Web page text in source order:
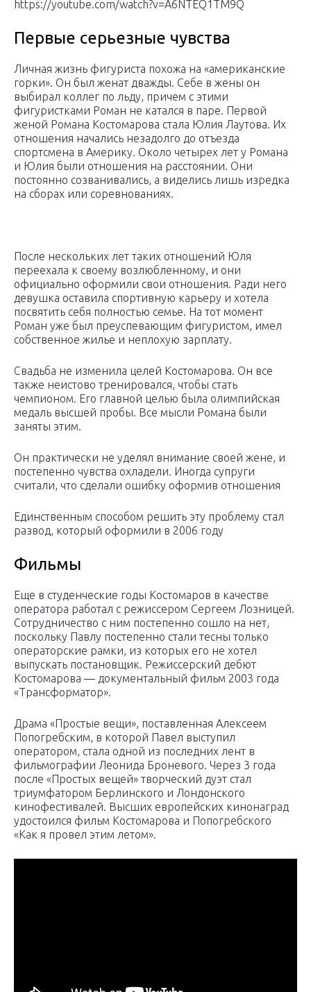
https://youtube.com/watch?v=A6NTEQ1TM9Q
Первые серьезные чувства
Личная жизнь фигуриста похожа на «американские
горки». Он был женат дважды. Себе в жены он
выбирал коллег по льду, причем с этими
фигуристками Роман не катался в паре. Первой
женой Романа Костомарова стала Юлия Лаутова. Их
отношения начались незадолго до отъезда
спортсмена в Америку. Около четырех лет у Романа
и Юлия были отношения на расстоянии. Они
постоянно созванивались, а виделись лишь изредка
на сборах или соревнованиях.
После нескольких лет таких отношений Юля
переехала к своему возлюбленному, и они
официально оформили свои отношения. Ради него
девушка оставила спортивную карьеру и хотела
посвятить себя полностью семье. На тот момент
Роман уже был преуспевающим фигуристом, имел
собственное жилье и неплохую зарплату.
Свадьба не изменила целей Костомарова. Он все
также неистово тренировался, чтобы стать
чемпионом. Его главной целью была олимпийская
медаль высшей пробы. Все мысли Романа были
заняты этим.
Он практически не уделял внимание своей жене, и
постепенно чувства охладели. Иногда супруги
считали, что сделали ошибку оформив отношения
Единственным способом решить эту проблему стал
развод, который оформили в 2006 году
Фильмы
Еще в студенческие годы Костомаров в качестве
оператора работал с режиссером Сергеем Лозницей.
Сотрудничество с ним постепенно сошло на нет,
поскольку Павлу постепенно стали тесны только
операторские рамки, из которых его не хотел
выпускать постановщик. Режиссерский дебют
Костомарова — документальный фильм 2003 года
«Трансформатор».
Драма «Простые вещи», поставленная Алексеем
Попогребским, в которой Павел выступил
оператором, стала одной из последних лент в
фильмографии Леонида Броневого. Через 3 года
после «Простых вещей» творческий дуэт стал
триумфатором Берлинского и Лондонского
кинофестивалей. Высших европейских кинонаград
удостоился фильм Костомарова и Попогребского
«Как я провел этим летом».